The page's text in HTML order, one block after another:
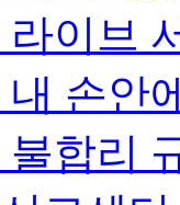
라이브
내 손안
불합리